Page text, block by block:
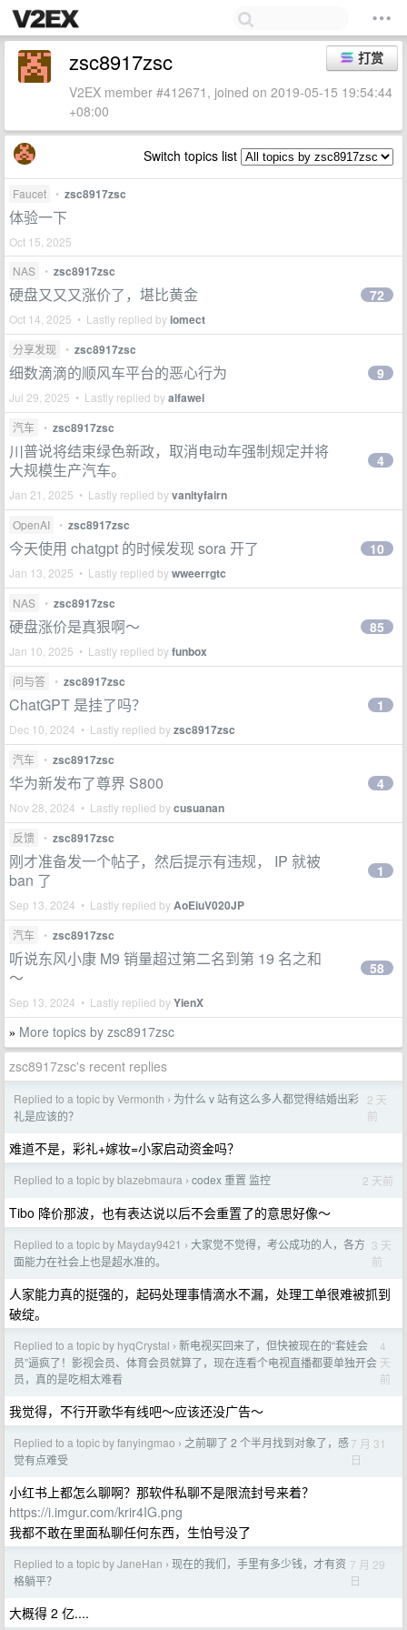
打赏
zsc8917zsc
V2EX member #412671, joined on 2019-05-15 19:54:44
+08:00
Switch topics list
Faucet • zsc8917zsc
体验一下
Oct 15, 2025
NAS
• zsc8917zsc
硬盘又又又涨价了，堪比黄金
Oct 14, 2025 • Lastly replied byiomect
72
分享发现 • zsc8917zsc
细数滴滴的顺风车平台的恶心行为
Jul 29, 2025 • Lastly replied byalfawei
9
汽车 • zsc8917zsc
川普说将结束绿色新政，取消电动车强制规定并将
大规模生产汽车。
Jan 21, 2025 • Lastly replied byvanityfairn
4
OpenAI • zsc8917zsc
今天使用 chatgpt 的时候发现 sora 开了
Jan 13, 2025 • Lastly replied bywweerrgtc
10
NAS • zsc8917zsc
硬盘涨价是真狠啊～
Jan 10, 2025 • Lastly replied byfunbox
85
问与答 • zsc8917zsc
ChatGPT 是挂了吗？
Dec 10, 2024 • Lastly replied byzsc8917zsc
1
汽车 • zsc8917zsc
华为新发布了尊界 S800
Nov 28, 2024 • Lastly replied bycusuanan
4
反馈 • zsc8917zsc
刚才准备发一个帖子，然后提示有违规， IP 就被
ban 了
Sep 13, 2024 • Lastly replied byAoEiuV020JP
1
汽车 • zsc8917zsc
听说东风小康 M9 销量超过第二名到第 19 名之和
～
Sep 13, 2024 • Lastly replied byYienX
58
» More topics by zsc8917zsc
zsc8917zsc's recent replies
Replied to a topic by Vermonth › 为什么 v 站有这么多人都觉得结婚出彩
礼是应该的？
2 天
前
难道不是，彩礼+嫁妆=小家启动资金吗？
Replied to a topic by blazebmaura › codex 重置 监控 2 天前
Tibo 降价那波，也有表达说以后不会重置了的意思好像～
Replied to a topic by Mayday9421 › 大家觉不觉得，考公成功的人，各方
面能力在社会上也是超水准的。
3 天
前
人家能力真的挺强的，起码处理事情滴水不漏，处理工单很难被抓到
破绽。
Replied to a topic by hyqCrystal › 新电视买回来了，但快被现在的“套娃会
员”逼疯了！影视会员、体育会员就算了，现在连看个电视直播都要单独开会
员，真的是吃相太难看
4
天
前
我觉得，不行开歌华有线吧～应该还没广告～
Replied to a topic by fanyingmao › 之前聊了 2 个半月找到对象了，感
觉有点难受
7 月 31
日
小红书上都怎么聊啊？那软件私聊不是限流封号来着？
https://i.imgur.com/krir4IG.png
我都不敢在里面私聊任何东西，生怕号没了
Replied to a topic by JaneHan › 现在的我们，手里有多少钱，才有资
格躺平？
7 月 29
日
大概得 2 亿....